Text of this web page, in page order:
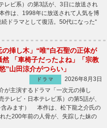
レビ系）の第3話が、3日に放送され
は、1998年に放送されて人気を博
ドラマとして復活。50代になった“
の挿し木」“唯”白石聖の正体が
然 「車椅子だったよね」「宗教
”山田涼介がつらい」
ドラマ
2026年8月3日
が主演するドラマ「一次元の挿し
テレビ・日本テレビ系）の第5話が、
含みます） 本作は、松下龍之介氏の
た200年前の人骨が、失踪した妹の